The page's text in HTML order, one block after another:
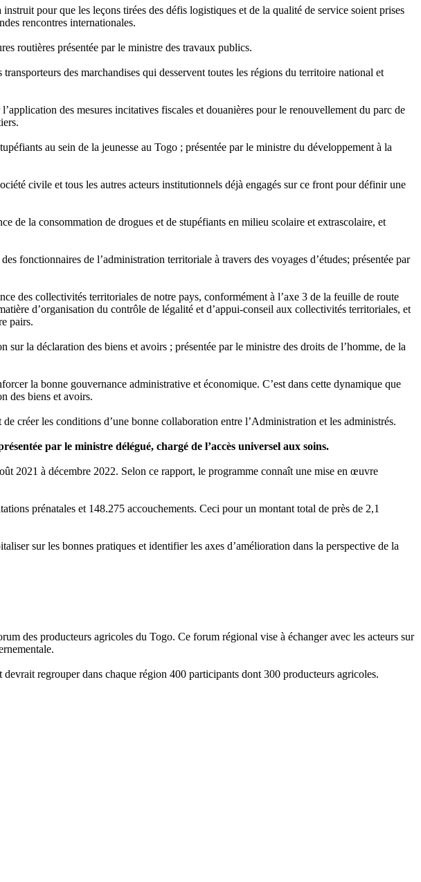
pour que les leçons tirées des défis logistiques et de la qualité de service soient prises
rencontres internationales.
routières présentée par le ministre des travaux publics.
des marchandises qui desservent toutes les régions du territoire national et
des mesures incitatives fiscales et douanières pour le renouvellement du parc de
au sein de la jeunesse au Togo ; présentée par le ministre du développement à la
civile et tous les autres acteurs institutionnels déjà engagés sur ce front pour définir une
de la consommation de drogues et de stupéfiants en milieu scolaire et extrascolaire, et
fonctionnaires de l’administration territoriale à travers des voyages d’études; présentée par
des collectivités territoriales de notre pays, conformément à l’axe 3 de la feuille de route
d’organisation du contrôle de légalité et d’appui-conseil aux collectivités territoriales, et
pairs.
la déclaration des biens et avoirs ; présentée par le ministre des droits de l’homme, de la
la bonne gouvernance administrative et économique. C’est dans cette dynamique que
des biens et avoirs.
créer les conditions d’une bonne collaboration entre l’Administration et les administrés.
par le ministre délégué, chargé de l’accès universel aux soins.
2021 à décembre 2022. Selon ce rapport, le programme connaît une mise en œuvre
prénatales et 148.275 accouchements. Ceci pour un montant total de près de 2,1
sur les bonnes pratiques et identifier les axes d’amélioration dans la perspective de la
des producteurs agricoles du Togo. Ce forum régional vise à échanger avec les acteurs sur
regrouper dans chaque région 400 participants dont 300 producteurs agricoles.